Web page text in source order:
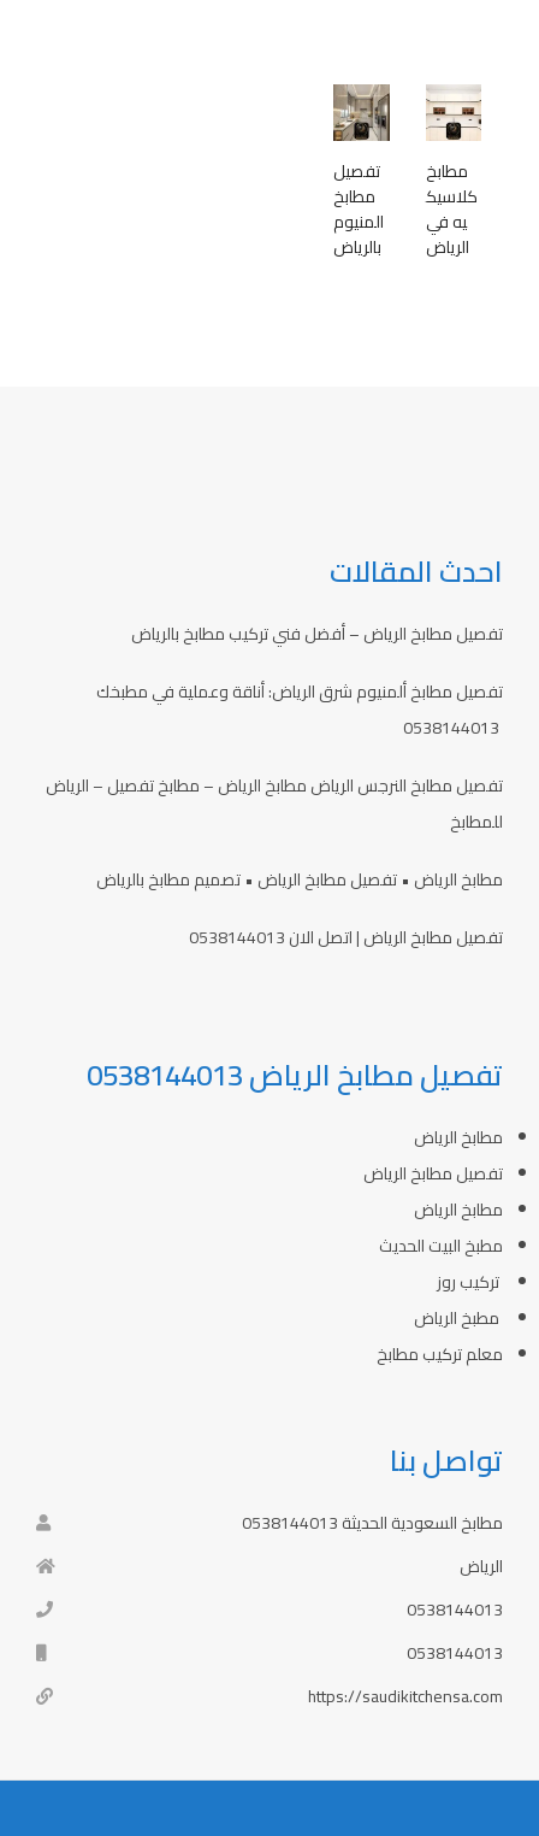
مطابخ
كلاسيك
يه في
الرياض
تفصيل
مطابخ
المنيوم
بالرياض
احدث المقالات
تفصيل مطابخ الرياض – أفضل فني تركيب مطابخ بالرياض
تفصيل مطابخ ألمنيوم شرق الرياض: أناقة وعملية في مطبخك
تفصيل مطابخ النرجس الرياض مطابخ الرياض – مطابخ تفصيل – الرياض
للمطابخ
مطابخ الرياض • تفصيل مطابخ الرياض • تصميم مطابخ بالرياض
تفصيل مطابخ الرياض | اتصل الان 0538144013
تفصيل مطابخ الرياض 0538144013
مطابخ الرياض
تفصيل مطابخ الرياض
مطابخ الرياض
مطبخ البيت الحديث
تركيب روز
مطبخ الرياض
معلم تركيب مطابخ
تواصل بنا
مطابخ السعودية الحديثة 0538144013
الرياض
0538144013
0538144013
https://saudikitchensa.com